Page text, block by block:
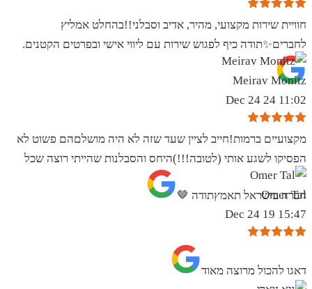
חוויית שירות מקצועי, מהיר, אדיב וסבלני!!בהחלט אמליץ
לחברים✨️תודה כיף לפגוש שירות עם ליווי אישי ובפרטים הקטנים.
Meirav Monitz
11:02 24 Dec 24
מקצועיים ברמות!חייב לציין שעד שזה לא היה מושלםהם פשוט לא
הפסיקו לשגע אותי (לטובה!!!)היחס והסבלנות שהייתי רוצה שכל
חברה בישראל תאמץתודה 🤎
Omer Tal
15:47 19 Dec 24
‏דאגו להכול מרוצה מאוד